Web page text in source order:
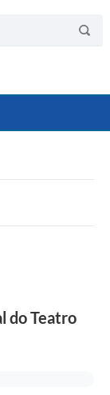
do Teatro